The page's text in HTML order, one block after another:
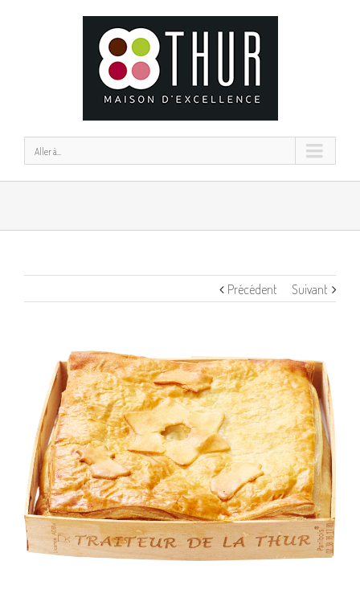
Aller à...
Précédent Suivant